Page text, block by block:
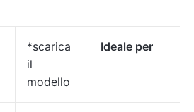
*scarica
il
modello
Ideale per